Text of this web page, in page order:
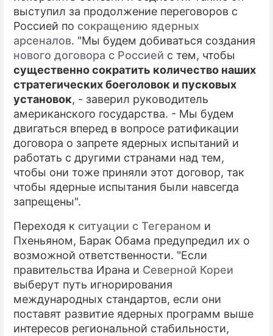
выступил за продолжение переговоров с
Россией по сокращению ядерных
арсеналов. "Мы будем добиваться создания
нового договора с Россией с тем, чтобы
существенно сократить количество наших
стратегических боеголовок и пусковых
установок, - заверил руководитель
американского государства. - Мы будем
двигаться вперед в вопросе ратификации
договора о запрете ядерных испытаний и
работать с другими странами над тем,
чтобы они тоже приняли этот договор, так
чтобы ядерные испытания были навсегда
запрещены".
Переходя к ситуации с Тегераном и
Пхеньяном, Барак Обама предупредил их о
возможной ответственности. "Если
правительства Ирана и Северной Кореи
выберут путь игнорирования
международных стандартов, если они
поставят развитие ядерных программ выше
интересов региональной стабильности,